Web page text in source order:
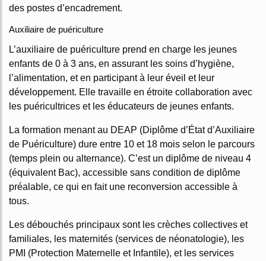
des postes d’encadrement.
Auxiliaire de puériculture
L’auxiliaire de puériculture prend en charge les jeunes
enfants de 0 à 3 ans, en assurant les soins d’hygiène,
l’alimentation, et en participant à leur éveil et leur
développement. Elle travaille en étroite collaboration avec
les puéricultrices et les éducateurs de jeunes enfants.
La formation menant au DEAP (Diplôme d’État d’Auxiliaire
de Puériculture) dure entre 10 et 18 mois selon le parcours
(temps plein ou alternance). C’est un diplôme de niveau 4
(équivalent Bac), accessible sans condition de diplôme
préalable, ce qui en fait une reconversion accessible à
tous.
Les débouchés principaux sont les crèches collectives et
familiales, les maternités (services de néonatologie), les
PMI (Protection Maternelle et Infantile), et les services